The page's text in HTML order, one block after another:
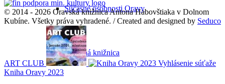
Súčasné osobnosti Oravy
Príručná knižnica
© 2014 - 2026 Oravská knižnica Antona Habovštiaka v Dolnom
Kubíne. Všetky práva vyhradené. / Created and designed by Seduco
ART CLUB
Vyhlásenie súťaže
Kniha Oravy 2023